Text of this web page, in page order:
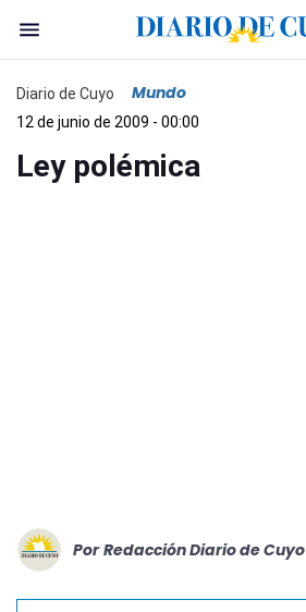
Diario de Cuyo Mundo
12 de junio de 2009 - 00:00
Ley polémica
Por Redacción Diario de Cuyo